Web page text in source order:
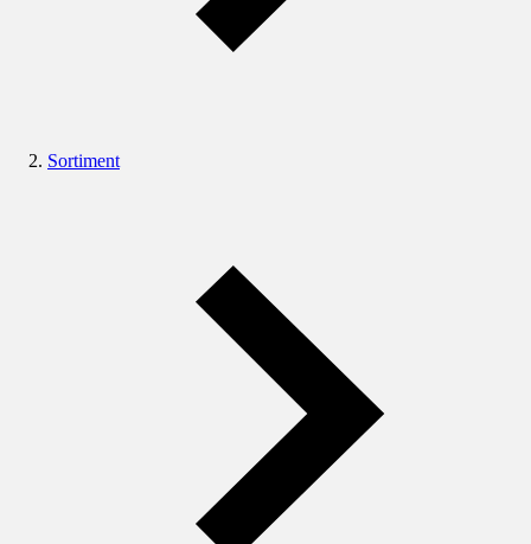
Sortiment